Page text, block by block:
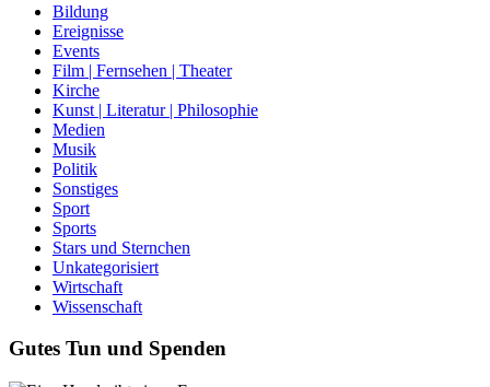
Bildung
Ereignisse
Events
Film | Fernsehen | Theater
Kirche
Kunst | Literatur | Philosophie
Medien
Musik
Politik
Sonstiges
Sport
Sports
Stars und Sternchen
Unkategorisiert
Wirtschaft
Wissenschaft
Gutes Tun und Spenden